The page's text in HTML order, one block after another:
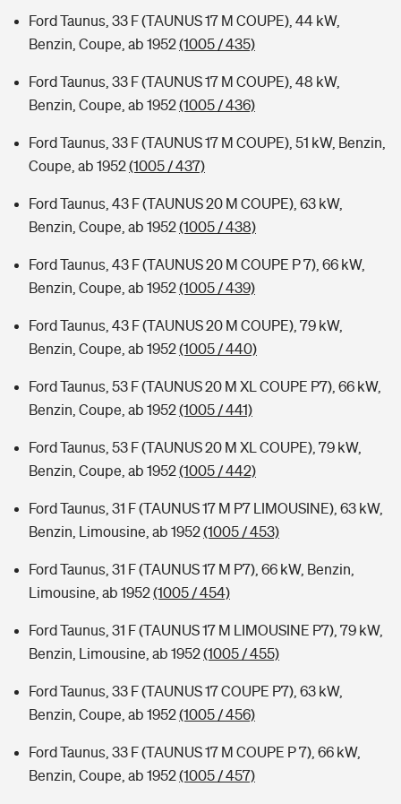
Ford Taunus, 33 F (TAUNUS 17 M COUPE), 44 kW,
Benzin, Coupe, ab 1952(1005 / 435)
Ford Taunus, 33 F (TAUNUS 17 M COUPE), 48 kW,
Benzin, Coupe, ab 1952(1005 / 436)
Ford Taunus, 33 F (TAUNUS 17 M COUPE), 51 kW, Benzin,
Coupe, ab 1952(1005 / 437)
Ford Taunus, 43 F (TAUNUS 20 M COUPE), 63 kW,
Benzin, Coupe, ab 1952(1005 / 438)
Ford Taunus, 43 F (TAUNUS 20 M COUPE P 7), 66 kW,
Benzin, Coupe, ab 1952(1005 / 439)
Ford Taunus, 43 F (TAUNUS 20 M COUPE), 79 kW,
Benzin, Coupe, ab 1952(1005 / 440)
Ford Taunus, 53 F (TAUNUS 20 M XL COUPE P7), 66 kW,
Benzin, Coupe, ab 1952(1005 / 441)
Ford Taunus, 53 F (TAUNUS 20 M XL COUPE), 79 kW,
Benzin, Coupe, ab 1952(1005 / 442)
Ford Taunus, 31 F (TAUNUS 17 M P7 LIMOUSINE), 63 kW,
Benzin, Limousine, ab 1952(1005 / 453)
Ford Taunus, 31 F (TAUNUS 17 M P7), 66 kW, Benzin,
Limousine, ab 1952(1005 / 454)
Ford Taunus, 31 F (TAUNUS 17 M LIMOUSINE P7), 79 kW,
Benzin, Limousine, ab 1952(1005 / 455)
Ford Taunus, 33 F (TAUNUS 17 COUPE P7), 63 kW,
Benzin, Coupe, ab 1952(1005 / 456)
Ford Taunus, 33 F (TAUNUS 17 M COUPE P 7), 66 kW,
Benzin, Coupe, ab 1952(1005 / 457)